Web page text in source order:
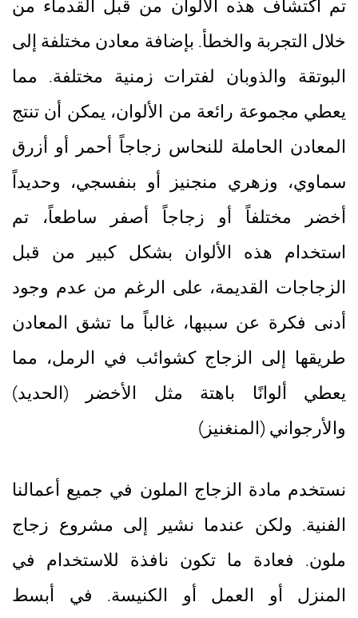
تم اكتشاف هذه الألوان من قبل القدماء من
خلال التجربة والخطأ. بإضافة معادن مختلفة إلى
البوتقة والذوبان لفترات زمنية مختلفة. مما
يعطي مجموعة رائعة من الألوان، يمكن أن تنتج
المعادن الحاملة للنحاس زجاجاً أحمر أو أزرق
سماوي، وزهري منجنيز أو بنفسجي، وحديداً
أخضر مختلفاً أو زجاجاً أصفر ساطعاً، تم
استخدام هذه الألوان بشكل كبير من قبل
الزجاجات القديمة، على الرغم من عدم وجود
أدنى فكرة عن سببها، غالباً ما تشق المعادن
طريقها إلى الزجاج كشوائب في الرمل، مما
يعطي ألوانًا باهتة مثل الأخضر (الحديد)
والأرجواني (المنغنيز)
نستخدم مادة الزجاج الملون في جميع أعمالنا
الفنية. ولكن عندما نشير إلى مشروع زجاج
ملون. فعادة ما تكون نافذة للاستخدام في
المنزل أو العمل أو الكنيسة. في أبسط